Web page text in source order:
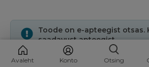
Avaleht Konto Otsing
Toode on e-apteegist otsas.
saadavust apteegist.